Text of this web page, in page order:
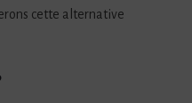
cette alternative